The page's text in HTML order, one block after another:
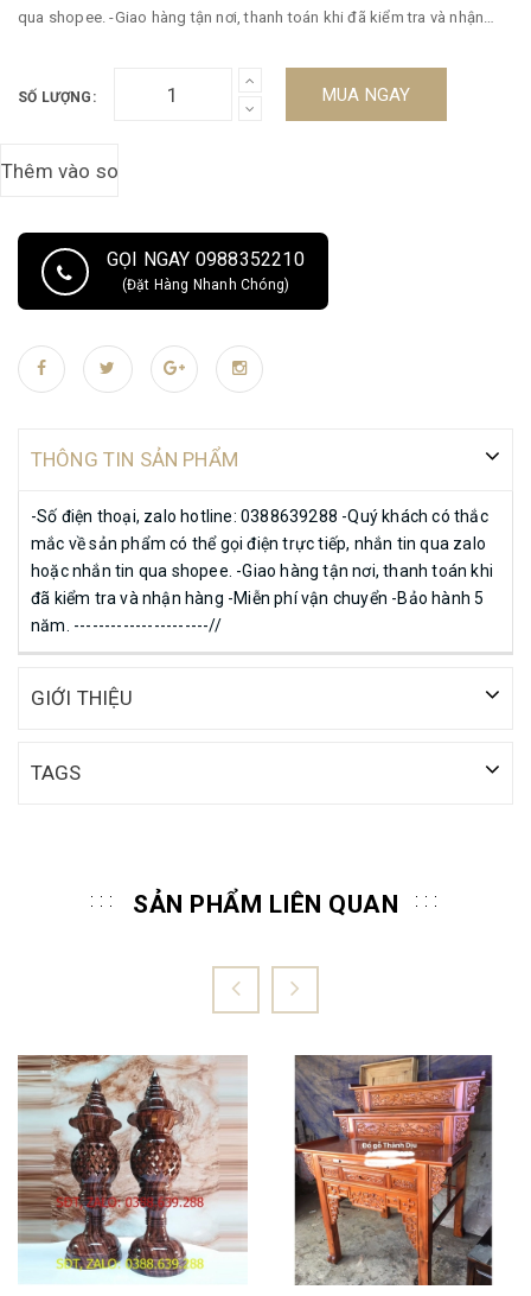
qua shopee. -Giao hàng tận nơi, thanh toán khi đã kiểm tra và nhận
SỐ LƯỢNG: MUA NGAY
GỌI NGAY 0988352210
(Đặt Hàng Nhanh Chóng)
THÔNG TIN SẢN PHẨM
-Số điện thoại, zalo hotline: 0388639288 -Quý khách có thắc
mắc về sản phẩm có thể gọi điện trực tiếp, nhắn tin qua zalo
hoặc nhắn tin qua shopee. -Giao hàng tận nơi, thanh toán khi
đã kiểm tra và nhận hàng -Miễn phí vận chuyển -Bảo hành 5
năm. ----------------------//
GIỚI THIỆU
TAGS
SẢN PHẨM LIÊN QUAN